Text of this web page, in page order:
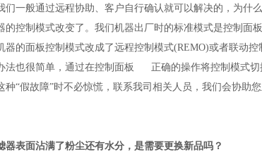
们一般通过远程协助、客户自行确认就可以解决的，为什
的控制模式改变了。我们机器出厂时的标准模式是控制面
器的面板控制模式改成了远程控制模式(REMO)或者联动
法也很简单，通过在控制面板正确的操作将控制模式切
种“假故障”时不必惊慌，联系我司相关人员，我们会协助您
器表面沾满了粉尘还有水分，是需要更换新品吗？